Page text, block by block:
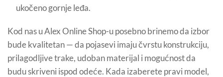
ukočeno gornje leđa.
Kod nas u Alex Online Shop-u posebno brinemo da izbor
bude kvalitetan — da pojasevi imaju čvrstu konstrukciju,
prilagodljive trake, udoban materijal i mogućnost da
budu skriveni ispod odeće. Kada izaberete pravi model,